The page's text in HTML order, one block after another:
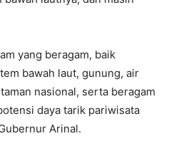
yang beragam, baik
bawah laut, gunung, air
nasional, serta beragam
daya tarik pariwisata
Arinal.